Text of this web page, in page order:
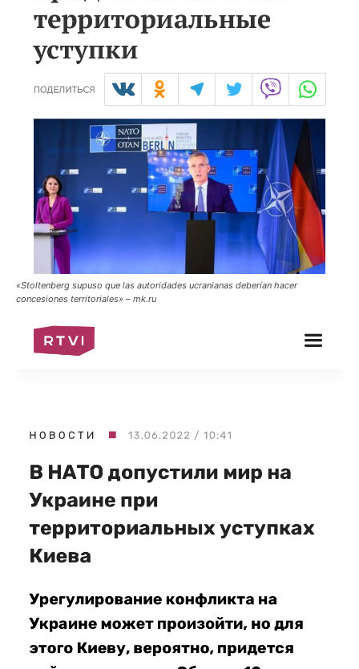
«Stoltenberg supuso que las autoridades ucranianas deberían hacer
concesiones territoriales» – mk.ru